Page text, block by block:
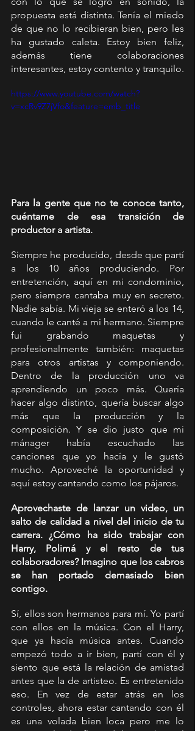
propuesta está distinta. Tenía el miedo
de que no lo recibieran bien, pero les
ha gustado caleta. Estoy bien feliz,
además tiene colaboraciones
interesantes, estoy contento y tranquilo.
https://www.youtube.com/watch?
v=xcRv9Z7jVfo&feature=emb_title
Para la gente que no te conoce tanto,
cuéntame de esa transición de
productor a artista.
Siempre he producido, desde que partí
a los 10 años produciendo. Por
entretención, aquí en mi condominio,
pero siempre cantaba muy en secreto.
Nadie sabía. Mi vieja se enteró a los 14,
cuando le canté a mi hermano. Siempre
fui grabando maquetas y
profesionalmente también: maquetas
para otros artistas y componiendo.
Dentro de la producción uno va
aprendiendo un poco más. Quería
hacer algo distinto, quería buscar algo
más que la producción y la
composición. Y se dio justo que mi
mánager había escuchado las
canciones que yo hacía y le gustó
mucho. Aproveché la oportunidad y
aquí estoy cantando como los pájaros.
Aprovechaste de lanzar un video, un
salto de calidad a nivel del inicio de tu
carrera. ¿Cómo ha sido trabajar con
Harry, Polimá y el resto de tus
colaboradores? Imagino que los cabros
se han portado demasiado bien
contigo.
Sí, ellos son hermanos para mí. Yo partí
con ellos en la música. Con el Harry,
que ya hacía música antes. Cuando
empezó todo a ir bien, partí con él y
siento que está la relación de amistad
antes que la de artisteo. Es entretenido
eso. En vez de estar atrás en los
controles, ahora estar cantando con él
es una volada bien loca pero me lo